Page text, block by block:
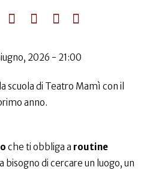
2026 - 21:00
scuola di Teatro Mamì con il
anno.
che ti obbliga a routine
bisogno di cercare un luogo, un